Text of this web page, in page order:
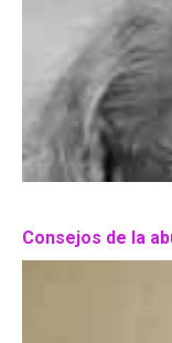
Consejos de la